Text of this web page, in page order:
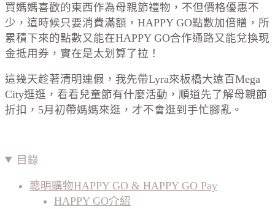
買媽媽喜歡的東西作為母親節禮物，不但價格優惠不
少，這時候只要消費滿額，HAPPY GO點數加倍贈，所
累積下來的點數又能在HAPPY GO合作通路又能兌換現
金抵用券，實在是太划算了拉！
這幾天趁著清明連假，我先帶Lyra來板橋大遠百Mega
City逛逛，看看兒童節有什麼活動，順道先了解母親節
折扣，5月初帶媽媽來逛，才不會逛到手忙腳亂。
目錄
聰明購物HAPPY GO & HAPPY GO Pay
HAPPY GO介紹